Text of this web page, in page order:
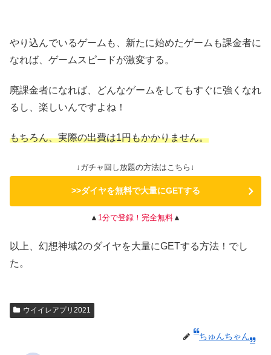
やり込んでいるゲームも、新たに始めたゲームも課金者に
なれば、ゲームスピードが激変する。
廃課金者になれば、どんなゲームをしてもすぐに強くなれ
るし、楽しいんですよね！
もちろん、実際の出費は1円もかかりません。
↓ガチャ回し放題の方法はこちら↓
>>ダイヤを無料で大量にGETする
▲ 1分で登録！完全無料 ▲
以上、幻想神域2のダイヤを大量にGETする方法！でし
た。
ウイイレアプリ2021
ちゅんちゃん